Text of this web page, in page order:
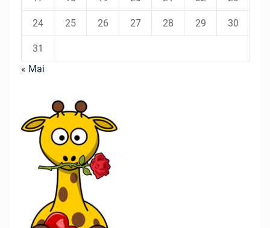
24 25 26 27 28 29 30
31
« Mai